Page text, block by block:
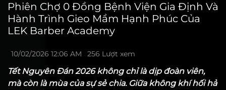
Phiên Chợ 0 Đồng Bệnh Viện Gia Định Và
Hành Trình Gieo Mầm Hạnh Phúc Của
LEK Barber Academy
10/02/2026 12:06 AM 256 Lượt xem
Tết Nguyên Đán 2026 không chỉ là dịp đoàn viên,
mà còn là mùa của sự sẻ chia. Giữa không khí hối hả